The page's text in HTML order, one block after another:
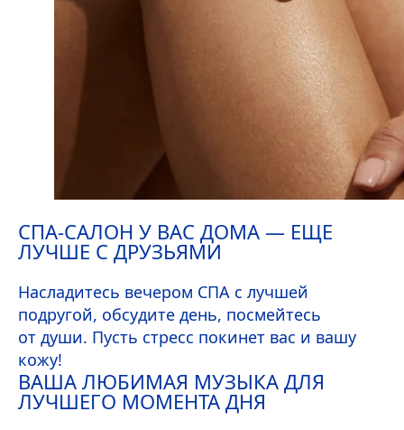
СПА-САЛОН У ВАС ДОМА — ЕЩЕ
ЛУЧШЕ С ДРУЗЬЯМИ
Насладитесь вечером СПА с лучшей
подругой, обсудите день, посмейтесь
от души. Пусть стресс покинет вас и вашу
кожу!
ВАША ЛЮБИМАЯ МУЗЫКА ДЛЯ
ЛУЧШЕГО МОМЕНТА ДНЯ